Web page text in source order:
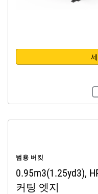
범용 버킷
0.95m3(1.25yd3),
커팅 엣지